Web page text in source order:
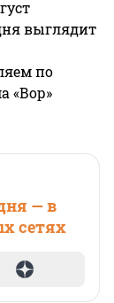
выглядит
по
«Вор»
— в
сетях